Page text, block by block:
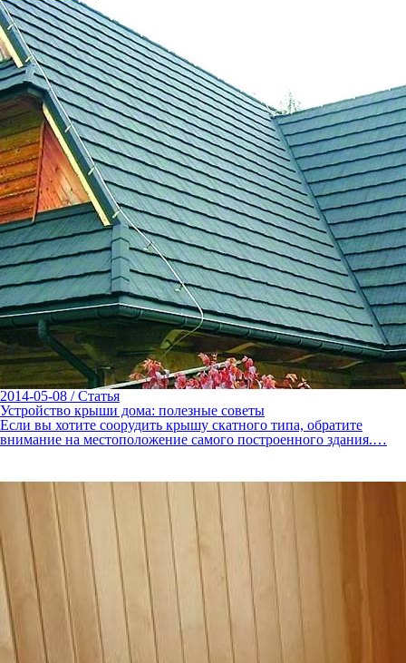
2014-05-08 / Статья
Устройство крыши дома: полезные советы
Если вы хотите соорудить крышу скатного типа, обратите
внимание на местоположение самого построенного здания.…